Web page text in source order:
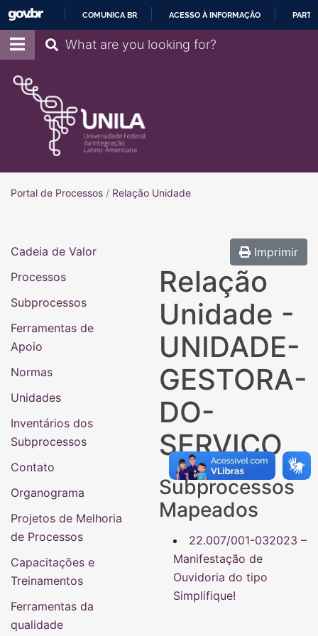
COMUNICA BR ACESSO À INFORMAÇÃO
Pesquisar
Portal de ProcessosPortal de Processos
/ Relação Unidade
Imprimir
Relação
Unidade -
UNIDADE-
GESTORA-
DO-
SERVICO
Subprocessos
Mapeados
22.007/001-032023 –
Manifestação de
Ouvidoria do tipo
Simplifique!
Cadeia de Valor
Processos
Subprocessos
Ferramentas de
Apoio
Normas
Unidades
Inventários dos
Subprocessos
Contato
Organograma
Projetos de Melhoria
de Processos
Capacitações e
Treinamentos
Ferramentas da
qualidade